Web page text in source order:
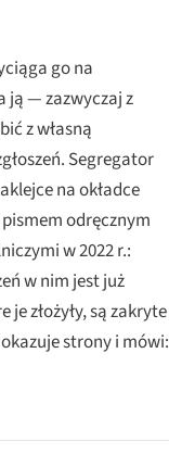
go na
ją — zazwyczaj z
z własną
Segregator
na okładce
odręcznym
w 2022 r.:
w nim jest już
złożyły, są zakryte
strony i mówi: